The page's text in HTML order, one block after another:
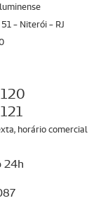
51 - Niterói - RJ
horário comercial
24h